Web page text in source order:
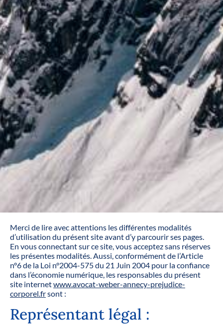
Merci de lire avec attentions les différentes modalités
d’utilisation du présent site avant d’y parcourir ses pages.
En vous connectant sur ce site, vous acceptez sans réserves
les présentes modalités. Aussi, conformément de l’Article
n°6 de la Loi n°2004-575 du 21 Juin 2004 pour la confiance
dans l’économie numérique, les responsables du présent
site internetwww.avocat-weber-annecy-prejudice-
corporel.frsont :
Représentant légal :